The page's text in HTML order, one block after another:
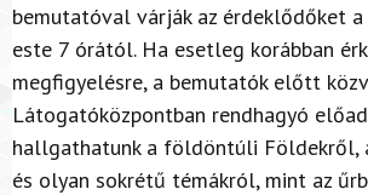
bemutatóval várják az érdeklődőket
este 7 órától. Ha esetleg korábban
megfigyelésre, a bemutatók előtt
Látogatóközpontban rendhagyó
hallgathatunk a földöntúli Földekről,
és olyan sokrétű témákról, mint az